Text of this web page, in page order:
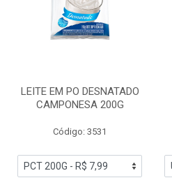
LEITE EM PO DESNATADO
CAMPONESA 200G
Código: 3531